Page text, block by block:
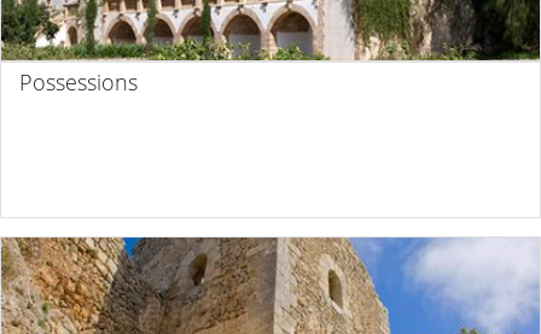
Possessions